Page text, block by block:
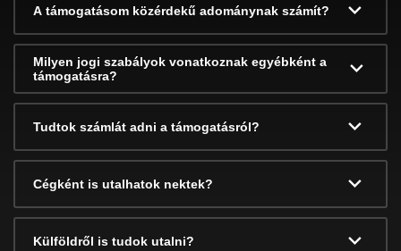
A támogatásom közérdekű adománynak számít?
Milyen jogi szabályok vonatkoznak egyébként a
támogatásra?
Tudtok számlát adni a támogatásról?
Cégként is utalhatok nektek?
Külföldről is tudok utalni?